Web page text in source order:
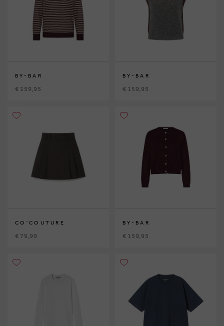
BY-BAR
€ 159,95
BY-BAR
€ 159,95
CO'COUTURE
€ 79,99
BY-BAR
€ 159,95